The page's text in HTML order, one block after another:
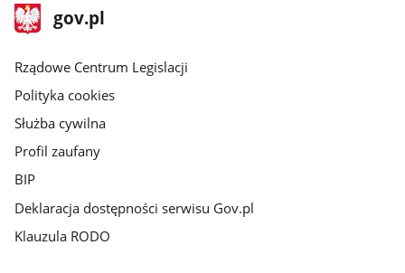
stopka
gov.plStrona
gov.pl
Rządowe Centrum Legislacji
Polityka cookies
Służba cywilna
Profil zaufany
BIP
Deklaracja dostępności serwisu Gov.pl
Klauzula RODO